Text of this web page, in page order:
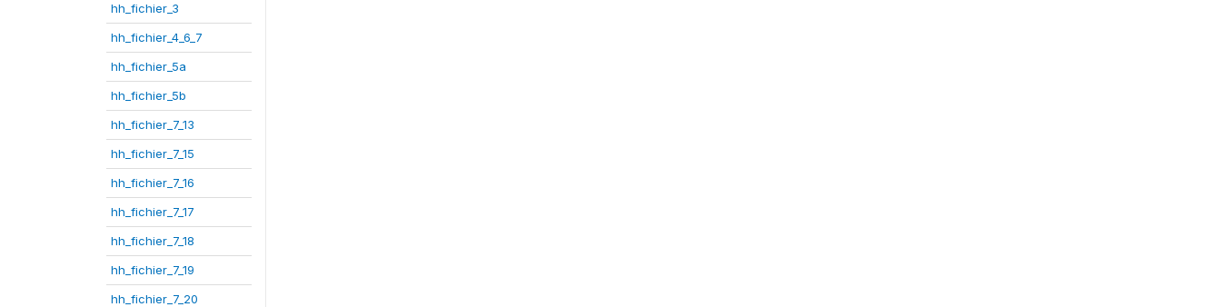
hh_fichier_3
hh_fichier_4_6_7
hh_fichier_5a
hh_fichier_5b
hh_fichier_7_13
hh_fichier_7_15
hh_fichier_7_16
hh_fichier_7_17
hh_fichier_7_18
hh_fichier_7_19
hh_fichier_7_20